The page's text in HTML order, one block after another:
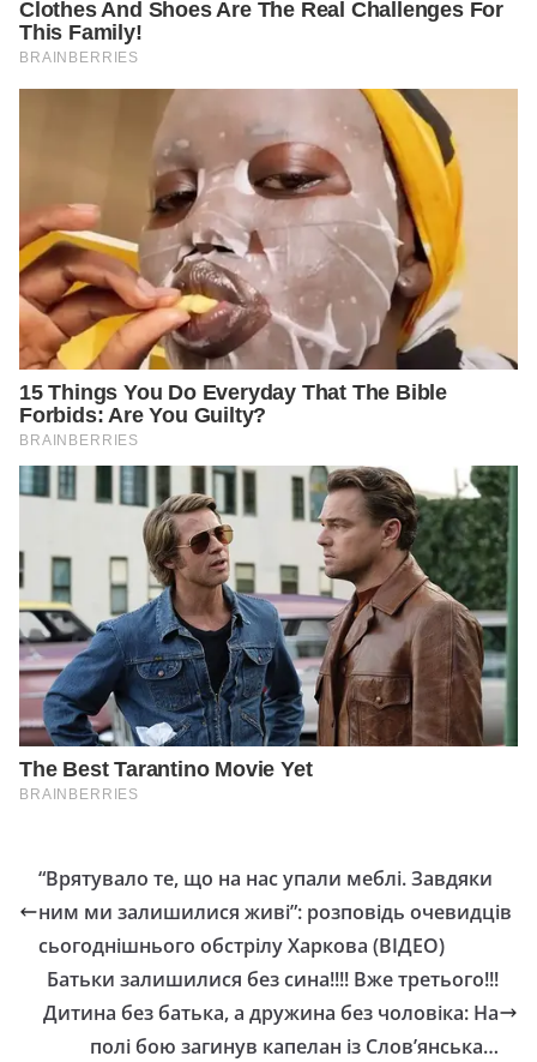
“Врятувало те, що на нас упали меблі. Завдяки
ним ми залишилися живі”: розповідь очевидців
сьогоднішнього обстрілу Харкова (ВІДЕО)
Батьки залишилися без сина!!!! Вже третього!!!
Дитина без батька, а дружина без чоловіка: На
полі бою зaгинув кaпелaн із Слов’янськa…